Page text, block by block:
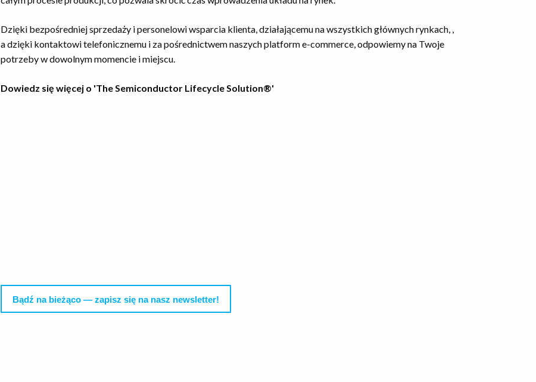
Dzięki bezpośredniej sprzedaży i personelowi wsparcia klienta, działającemu na wszystkich głównych rynkach, ,
a dzięki kontaktowi telefonicznemu i za pośrednictwem naszych platform e-commerce, odpowiemy na Twoje
potrzeby w dowolnym momencie i miejscu.
Dowiedz się więcej o 'The Semiconductor Lifecycle Solution®'
Bądź na bieżąco — zapisz się na nasz newsletter!